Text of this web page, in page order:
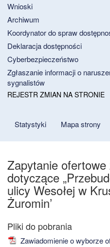
Wnioski
Archiwum
Koordynator do spraw
Deklaracja dostępności
Cyberbezpieczeństwo
Zgłaszanie informacji o
sygnalistów
REJESTR ZMIAN NA STRONIE
Statystyki Mapa strony
Zapytanie
dotyczące
ulicy Wesołej w
Żuromin’
Zawiadomienie o wyborze